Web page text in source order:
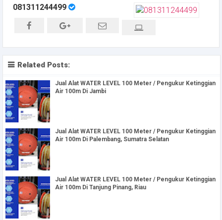
081311244499
Related Posts:
Jual Alat WATER LEVEL 100 Meter / Pengukur Ketinggian
Air 100m Di Jambi
Jual Alat WATER LEVEL 100 Meter / Pengukur Ketinggian
Air 100m Di Palembang, Sumatra Selatan
Jual Alat WATER LEVEL 100 Meter / Pengukur Ketinggian
Air 100m Di Tanjung Pinang, Riau